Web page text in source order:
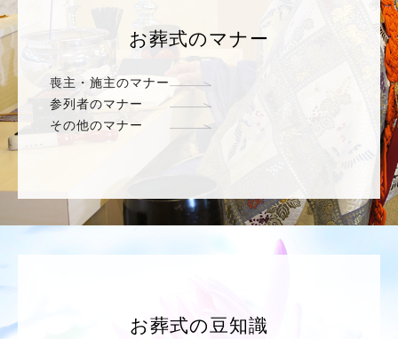
お葬式のマナー
喪主・施主のマナー
参列者のマナー
その他のマナー
お葬式の豆知識